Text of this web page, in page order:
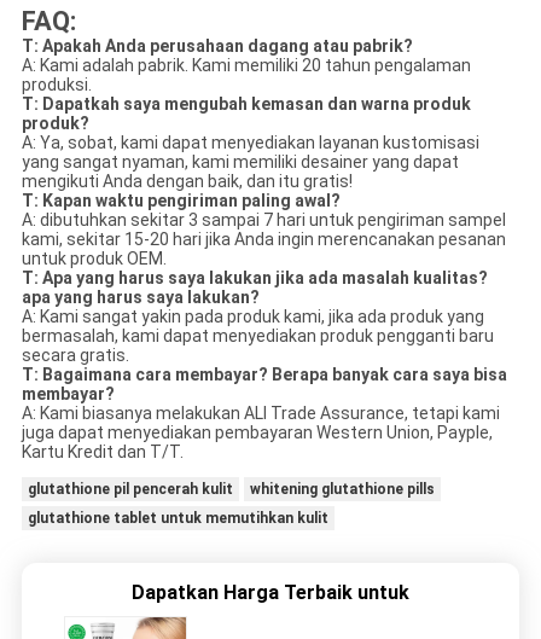
FAQ:
T: Apakah Anda perusahaan dagang atau pabrik?
A: Kami adalah pabrik. Kami memiliki 20 tahun pengalaman
produksi.
T: Dapatkah saya mengubah kemasan dan warna produk
produk?
A: Ya, sobat, kami dapat menyediakan layanan kustomisasi
yang sangat nyaman, kami memiliki desainer yang dapat
mengikuti Anda dengan baik, dan itu gratis!
T: Kapan waktu pengiriman paling awal?
A: dibutuhkan sekitar 3 sampai 7 hari untuk pengiriman sampel
kami, sekitar 15-20 hari jika Anda ingin merencanakan pesanan
untuk produk OEM.
T: Apa yang harus saya lakukan jika ada masalah kualitas?
apa yang harus saya lakukan?
A: Kami sangat yakin pada produk kami, jika ada produk yang
bermasalah, kami dapat menyediakan produk pengganti baru
secara gratis.
T: Bagaimana cara membayar? Berapa banyak cara saya bisa
membayar?
A: Kami biasanya melakukan ALI Trade Assurance, tetapi kami
juga dapat menyediakan pembayaran Western Union, Payple,
Kartu Kredit dan T/T.
glutathione pil pencerah kulit
whitening glutathione pills
glutathione tablet untuk memutihkan kulit
Dapatkan Harga Terbaik untuk